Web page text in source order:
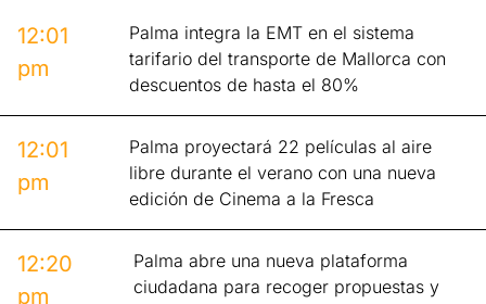
12:01
pm
Palma integra la EMT en el sistema
tarifario del transporte de Mallorca con
descuentos de hasta el 80%
12:01
pm
Palma proyectará 22 películas al aire
libre durante el verano con una nueva
edición de Cinema a la Fresca
12:20
pm
Palma abre una nueva plataforma
ciudadana para recoger propuestas y